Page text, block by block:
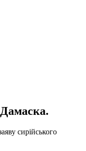
сирійського